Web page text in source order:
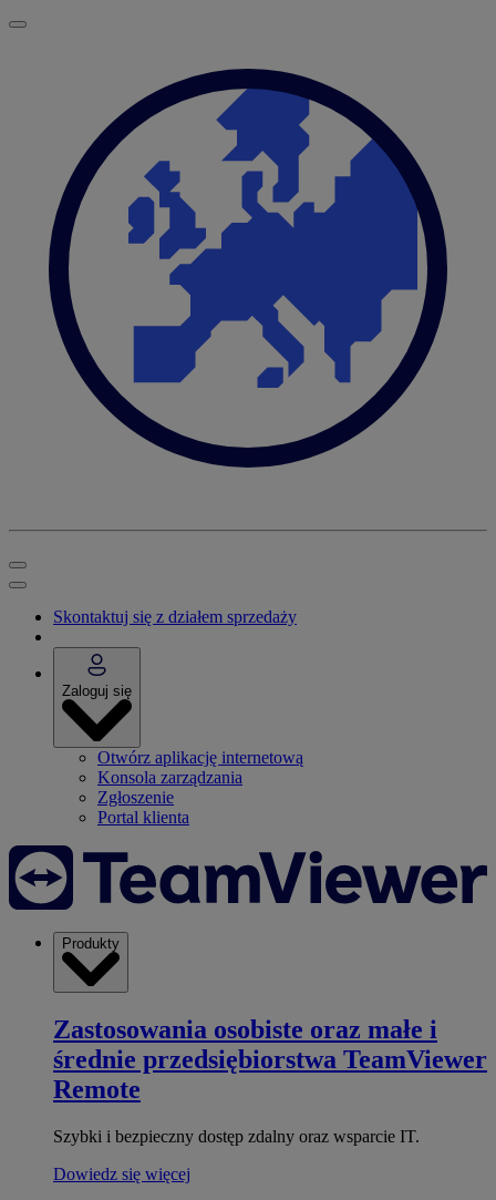
Skontaktuj się z działem sprzedaży
Zaloguj się
Otwórz aplikację internetową
Konsola zarządzania
Zgłoszenie
Portal klienta
Produkty
Zastosowania osobiste oraz małe i
średnie przedsiębiorstwa TeamViewer
Remote
Szybki i bezpieczny dostęp zdalny oraz wsparcie IT.
Dowiedz się więcej